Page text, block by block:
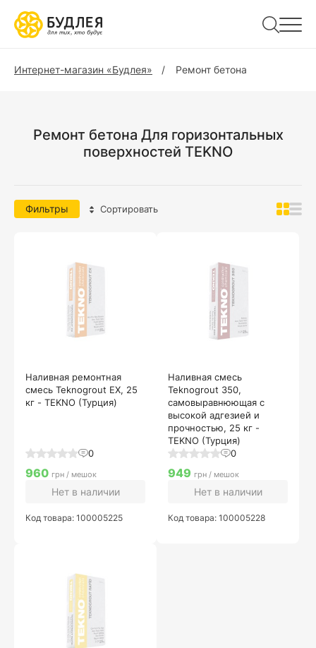
Интернет-магазин «Будлея» Ремонт бетона
Ремонт бетона Для горизонтальных
поверхностей TEKNO
Фильтры Сортировать
Наливная ремонтная
смесь Teknogrout EX, 25
кг - TEKNO (Турция)
0
960 грн / мешок
Нет в наличии
Код товара: 100005225
Наливная смесь
Teknogrout 350,
самовыравнюющая с
высокой адгезией и
прочностью, 25 кг -
TEKNO (Турция)
0
949 грн / мешок
Нет в наличии
Код товара: 100005228